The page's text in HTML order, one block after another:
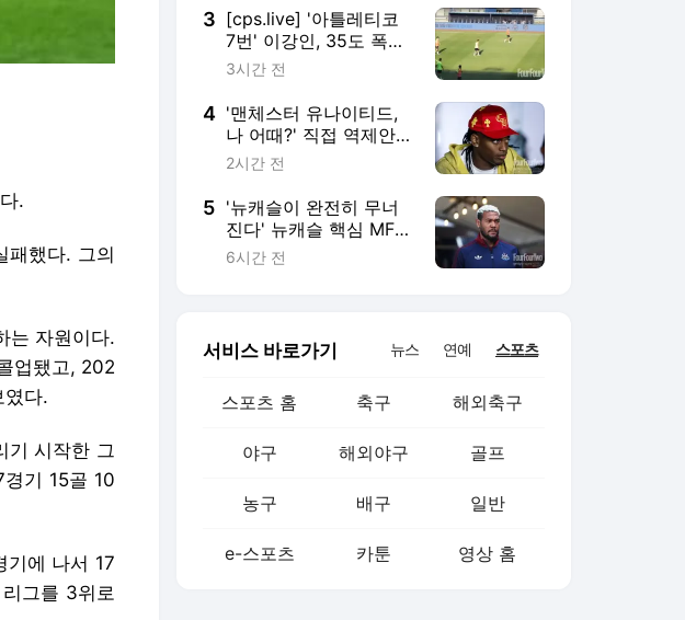
.
패했다. 그의
는 자원이다.
업됐고, 202
다.
기 시작한 그
기 15골 10
기에 나서 17
그를 3위로
공개
3 [cps.live] '아틀레티코
7번' 이강인, 35도 폭염
에 시종일관 함박웃음...
'환호성'
3시간 전
4 '맨체스터 유나이티드,
나 어때?' 직접 역제안까
지 했는데...레앙, 결국
행 유력"
2시간 전
5 '뉴캐슬이 완전히 무너
진다' 뉴캐슬 핵심 MF
조엘린톤도 사우디행 원
6시간 전
서비스 바로가기 뉴스 연예 스포츠
스포츠 홈 축구 해외축구
야구 해외야구 골프
농구 배구 일반
e-스포츠 카툰 영상 홈